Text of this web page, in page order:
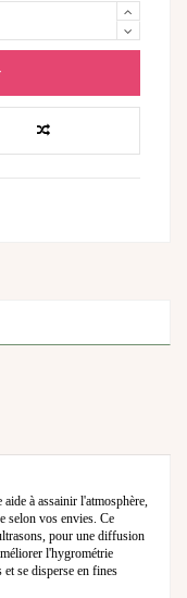
à assainir l'atmosphère,
selon vos envies. Ce
pour une diffusion
l'hygrométrie
et se disperse en fines